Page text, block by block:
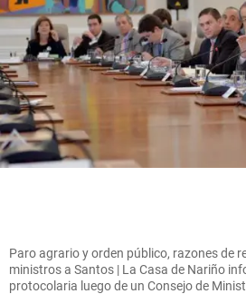
Paro agrario y orden público, razones de
ministros a Santos | La Casa de Nariño
protocolaria luego de un Consejo de